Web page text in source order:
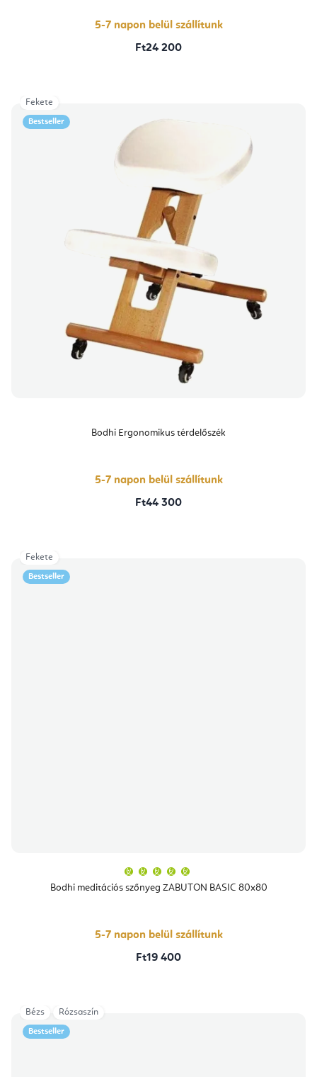
5-7 napon belül szállítunk
Ft24 200
Bestseller
Bodhi Ergonomikus térdelőszék
5-7 napon belül szállítunk
Ft44 300
Fekete
Bestseller
Bodhi meditációs szőnyeg ZABUTON BASIC 80x80
átlagos
értékelése
csillag.
5-7 napon belül szállítunk
Ft19 400
Fekete
Bestseller
Bézs Rózsaszín